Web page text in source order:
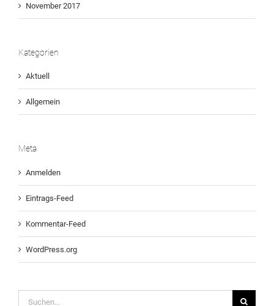
November 2017
Kategorien
Aktuell
Allgemein
Meta
Anmelden
Eintrags-Feed
Kommentar-Feed
WordPress.org